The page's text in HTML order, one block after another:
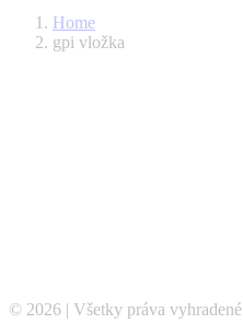
Home
gpi vložka
© 2026 | Všetky práva vyhradené